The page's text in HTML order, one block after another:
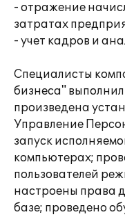
- отражение
затратах
- учет кадров и
Специалисты
бизнеса"
произведена
Управление
запуск
компьютерах;
пользователей
настроены права
базе; проведено